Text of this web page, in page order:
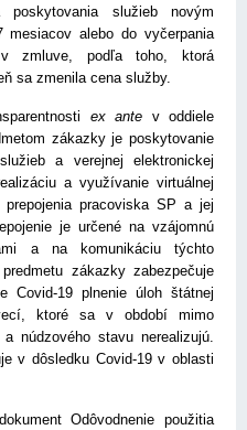
služieb novým
mesiacov alebo do vyčerpania
v zmluve, podľa toho, ktorá
sa zmenila cena služby.
ex ante v oddiele
zákazky je poskytovanie
a verejnej elektronickej
a využívanie virtuálnej
pracoviska SP a jej
je určené na vzájomnú
a na komunikáciu týchto
zákazky zabezpečuje
Covid-19 plnenie úloh štátnej
ktoré sa v období mimo
núdzového stavu nerealizujú.
v dôsledku Covid-19 v oblasti
Odôvodnenie použitia